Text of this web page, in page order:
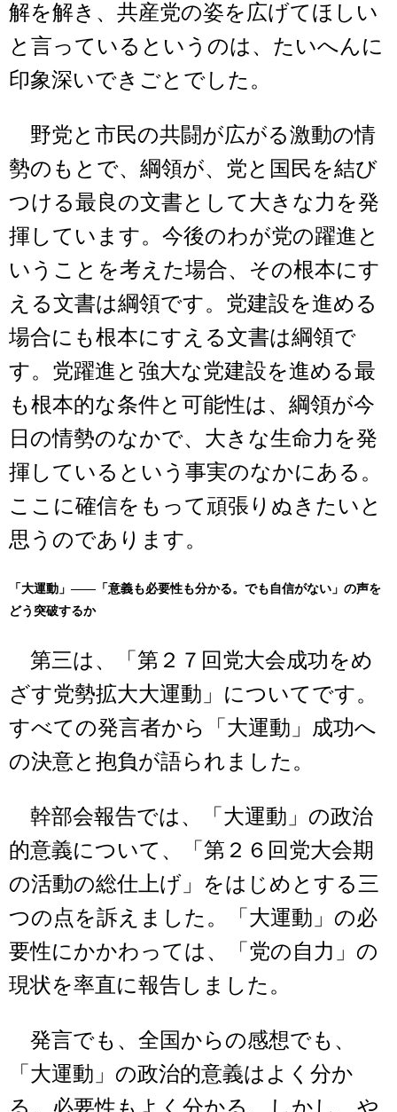
解を解き、共産党の姿を広げてほしい
と言っているというのは、たいへんに
印象深いできごとでした。
野党と市民の共闘が広がる激動の情
勢のもとで、綱領が、党と国民を結び
つける最良の文書として大きな力を発
揮しています。今後のわが党の躍進と
いうことを考えた場合、その根本にす
える文書は綱領です。党建設を進める
場合にも根本にすえる文書は綱領で
す。党躍進と強大な党建設を進める最
も根本的な条件と可能性は、綱領が今
日の情勢のなかで、大きな生命力を発
揮しているという事実のなかにある。
ここに確信をもって頑張りぬきたいと
思うのであります。
「大運動」――「意義も必要性も分かる。でも自信がない」の声を
どう突破するか
第三は、「第２７回党大会成功をめ
ざす党勢拡大大運動」についてです。
すべての発言者から「大運動」成功へ
の決意と抱負が語られました。
幹部会報告では、「大運動」の政治
的意義について、「第２６回党大会期
の活動の総仕上げ」をはじめとする三
つの点を訴えました。「大運動」の必
要性にかかわっては、「党の自力」の
現状を率直に報告しました。
発言でも、全国からの感想でも、
「大運動」の政治的意義はよく分か